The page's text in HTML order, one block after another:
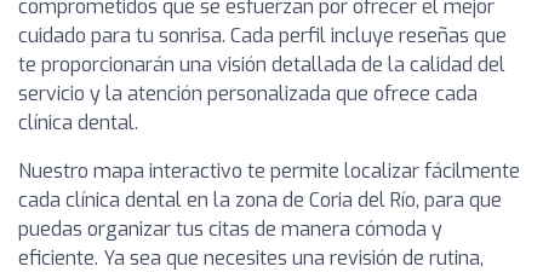
comprometidos que se esfuerzan por ofrecer el mejor
cuidado para tu sonrisa. Cada perfil incluye reseñas que
te proporcionarán una visión detallada de la calidad del
servicio y la atención personalizada que ofrece cada
clínica dental.
Nuestro mapa interactivo te permite localizar fácilmente
cada clínica dental en la zona de Coria del Río, para que
puedas organizar tus citas de manera cómoda y
eficiente. Ya sea que necesites una revisión de rutina,